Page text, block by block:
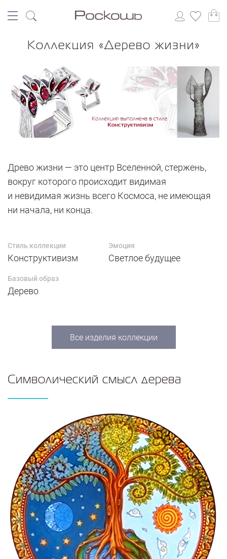
Коллекция «Дерево жизни»
Древо жизни — это центр Вселенной, стержень,
вокруг которого происходит видимая
и невидимая жизнь всего Космоса, не имеющая
ни начала, ни конца.
Стиль коллекции
Конструктивизм
Эмоция
Светлое будущее
Базовый образ
Дерево
Все изделия коллекции
Символический смысл дерева